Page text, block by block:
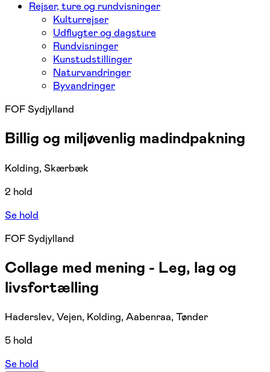
Rejser, ture og rundvisninger
Kulturrejser
Udflugter og dagsture
Rundvisninger
Kunstudstillinger
Naturvandringer
Byvandringer
FOF Sydjylland
Billig og miljøvenlig madindpakning
Kolding, Skærbæk
2 hold
Se hold
FOF Sydjylland
Collage med mening - Leg, lag og
livsfortælling
Haderslev, Vejen, Kolding, Aabenraa, Tønder
5 hold
Se hold